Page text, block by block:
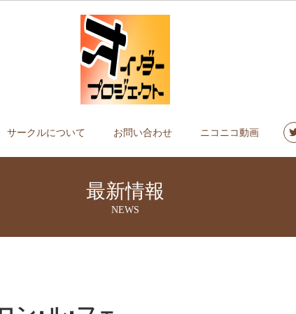
サークルについて お問い合わせ ニコニコ動画
最新情報
NEWS